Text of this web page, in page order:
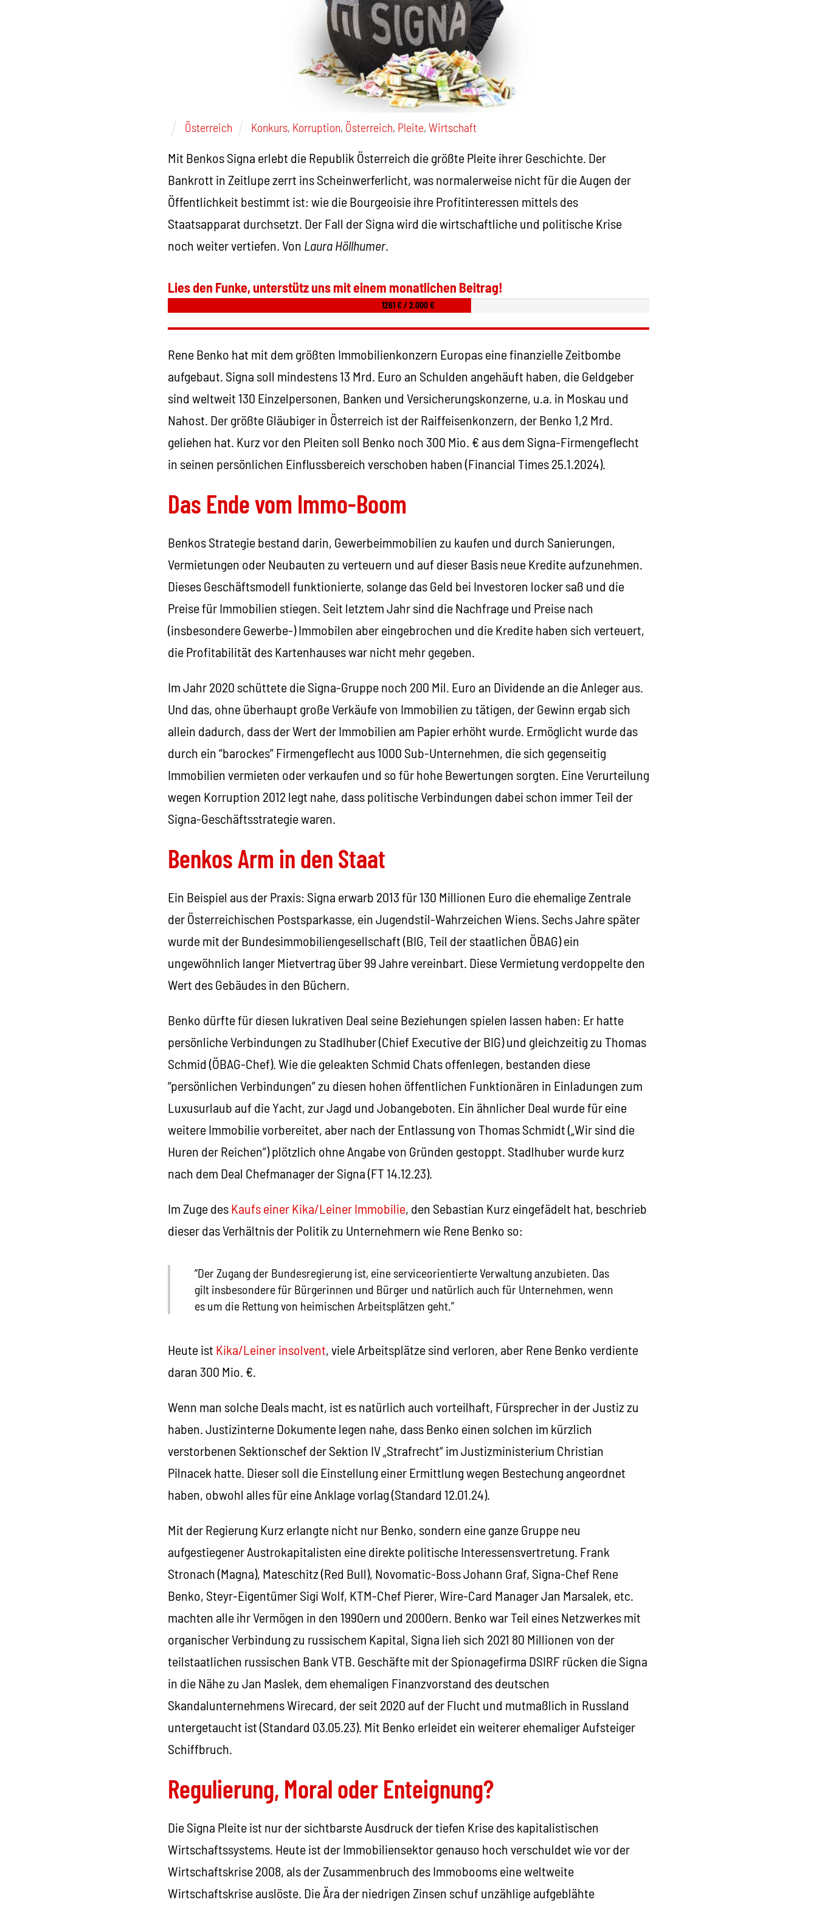
Österreich Konkurs, Korruption, Österreich, Pleite,Wirtschaft
Mit Benkos Signa erlebt die Republik Österreich die größte Pleite ihrer Geschichte. Der
Bankrott in Zeitlupe zerrt ins Scheinwerferlicht, was normalerweise nicht für die Augen der
Öffentlichkeit bestimmt ist: wie die Bourgeoisie ihre Profitinteressen mittels des
Staatsapparat durchsetzt. Der Fall der Signa wird die wirtschaftliche und politische Krise
noch weiter vertiefen. Von Laura Höllhumer.
Lies den Funke, unterstütz uns mit einem monatlichen Beitrag!
1261 € / 2.000 €
Rene Benko hat mit dem größten Immobilienkonzern Europas eine finanzielle Zeitbombe
aufgebaut. Signa soll mindestens 13 Mrd. Euro an Schulden angehäuft haben, die Geldgeber
sind weltweit 130 Einzelpersonen, Banken und Versicherungskonzerne, u.a. in Moskau und
Nahost. Der größte Gläubiger in Österreich ist der Raiffeisenkonzern, der Benko 1,2 Mrd.
geliehen hat. Kurz vor den Pleiten soll Benko noch 300 Mio. € aus dem Signa-Firmengeflecht
in seinen persönlichen Einflussbereich verschoben haben (Financial Times 25.1.2024).
Das Ende vom Immo-Boom
Benkos Strategie bestand darin, Gewerbeimmobilien zu kaufen und durch Sanierungen,
Vermietungen oder Neubauten zu verteuern und auf dieser Basis neue Kredite aufzunehmen.
Dieses Geschäftsmodell funktionierte, solange das Geld bei Investoren locker saß und die
Preise für Immobilien stiegen. Seit letztem Jahr sind die Nachfrage und Preise nach
(insbesondere Gewerbe-) Immobilen aber eingebrochen und die Kredite haben sich verteuert,
die Profitabilität des Kartenhauses war nicht mehr gegeben.
Im Jahr 2020 schüttete die Signa-Gruppe noch 200 Mil. Euro an Dividende an die Anleger aus.
Und das, ohne überhaupt große Verkäufe von Immobilien zu tätigen, der Gewinn ergab sich
allein dadurch, dass der Wert der Immobilien am Papier erhöht wurde. Ermöglicht wurde das
durch ein “barockes” Firmengeflecht aus 1000 Sub-Unternehmen, die sich gegenseitig
Immobilien vermieten oder verkaufen und so für hohe Bewertungen sorgten. Eine Verurteilung
wegen Korruption 2012 legt nahe, dass politische Verbindungen dabei schon immer Teil der
Signa-Geschäftsstrategie waren.
Benkos Arm in den Staat
Ein Beispiel aus der Praxis: Signa erwarb 2013 für 130 Millionen Euro die ehemalige Zentrale
der Österreichischen Postsparkasse, ein Jugendstil-Wahrzeichen Wiens. Sechs Jahre später
wurde mit der Bundesimmobiliengesellschaft (BIG, Teil der staatlichen ÖBAG) ein
ungewöhnlich langer Mietvertrag über 99 Jahre vereinbart. Diese Vermietung verdoppelte den
Wert des Gebäudes in den Büchern.
Benko dürfte für diesen lukrativen Deal seine Beziehungen spielen lassen haben: Er hatte
persönliche Verbindungen zu Stadlhuber (Chief Executive der BIG) und gleichzeitig zu Thomas
Schmid (ÖBAG-Chef). Wie die geleakten Schmid Chats offenlegen, bestanden diese
“persönlichen Verbindungen” zu diesen hohen öffentlichen Funktionären in Einladungen zum
Luxusurlaub auf die Yacht, zur Jagd und Jobangeboten. Ein ähnlicher Deal wurde für eine
weitere Immobilie vorbereitet, aber nach der Entlassung von Thomas Schmidt („Wir sind die
Huren der Reichen“) plötzlich ohne Angabe von Gründen gestoppt. Stadlhuber wurde kurz
nach dem Deal Chefmanager der Signa (FT 14.12.23).
Im Zuge desKaufs einer Kika/Leiner Immobilie, den Sebastian Kurz eingefädelt hat, beschrieb
dieser das Verhältnis der Politik zu Unternehmern wie Rene Benko so:
“Der Zugang der Bundesregierung ist, eine serviceorientierte Verwaltung anzubieten. Das
gilt insbesondere für Bürgerinnen und Bürger und natürlich auch für Unternehmen, wenn
es um die Rettung von heimischen Arbeitsplätzen geht.”
Heute ist Kika/Leiner insolvent, viele Arbeitsplätze sind verloren, aber Rene Benko verdiente
daran 300 Mio. €.
Wenn man solche Deals macht, ist es natürlich auch vorteilhaft, Fürsprecher in der Justiz zu
haben. Justizinterne Dokumente legen nahe, dass Benko einen solchen im kürzlich
verstorbenen Sektionschef der Sektion IV „Strafrecht“ im Justizministerium Christian
Pilnacek hatte. Dieser soll die Einstellung einer Ermittlung wegen Bestechung angeordnet
haben, obwohl alles für eine Anklage vorlag (Standard 12.01.24).
Mit der Regierung Kurz erlangte nicht nur Benko, sondern eine ganze Gruppe neu
aufgestiegener Austrokapitalisten eine direkte politische Interessensvertretung. Frank
Stronach (Magna), Mateschitz (Red Bull), Novomatic-Boss Johann Graf, Signa-Chef Rene
Benko, Steyr-Eigentümer Sigi Wolf, KTM-Chef Pierer, Wire-Card Manager Jan Marsalek, etc.
machten alle ihr Vermögen in den 1990ern und 2000ern. Benko war Teil eines Netzwerkes mit
organischer Verbindung zu russischem Kapital, Signa lieh sich 2021 80 Millionen von der
teilstaatlichen russischen Bank VTB. Geschäfte mit der Spionagefirma DSIRF rücken die Signa
in die Nähe zu Jan Maslek, dem ehemaligen Finanzvorstand des deutschen
Skandalunternehmens Wirecard, der seit 2020 auf der Flucht und mutmaßlich in Russland
untergetaucht ist (Standard 03.05.23). Mit Benko erleidet ein weiterer ehemaliger Aufsteiger
Schiffbruch.
Regulierung, Moral oder Enteignung?
Die Signa Pleite ist nur der sichtbarste Ausdruck der tiefen Krise des kapitalistischen
Wirtschaftssystems. Heute ist der Immobiliensektor genauso hoch verschuldet wie vor der
Wirtschaftskrise 2008, als der Zusammenbruch des Immobooms eine weltweite
Wirtschaftskrise auslöste. Die Ära der niedrigen Zinsen schuf unzählige aufgeblähte